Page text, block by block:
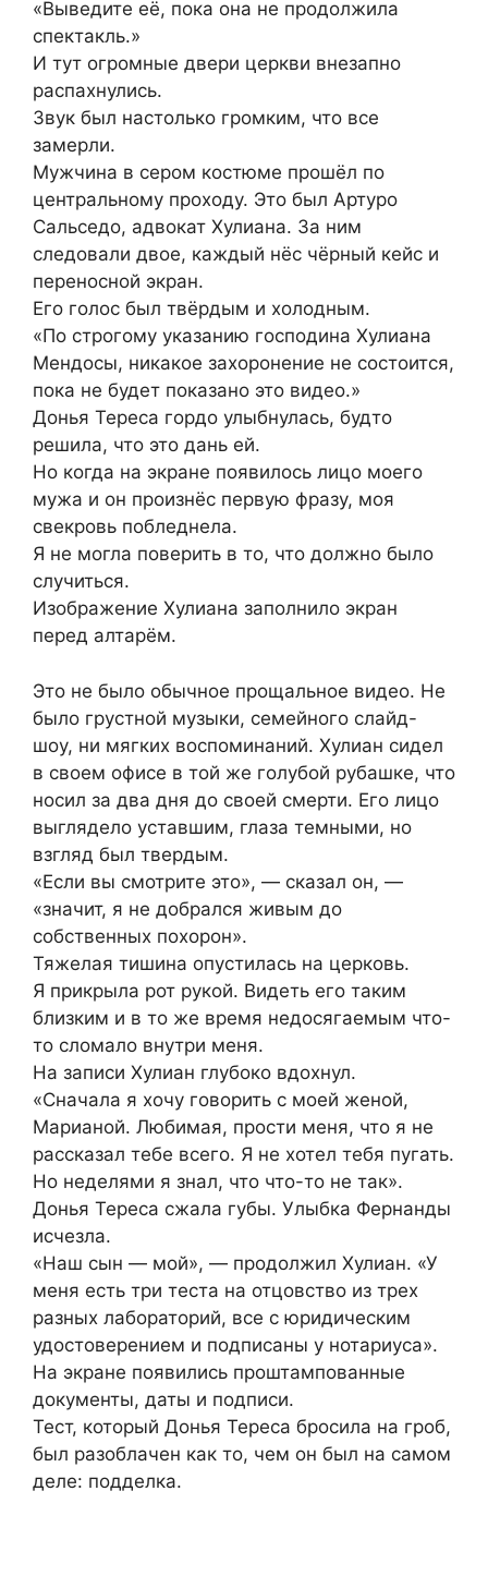
«Выведите её, пока она не продолжила
спектакль.»
И тут огромные двери церкви внезапно
распахнулись.
Звук был настолько громким, что все
замерли.
Мужчина в сером костюме прошёл по
центральному проходу. Это был Артуро
Сальседо, адвокат Хулиана. За ним
следовали двое, каждый нёс чёрный кейс и
переносной экран.
Его голос был твёрдым и холодным.
«По строгому указанию господина Хулиана
Мендосы, никакое захоронение не состоится,
пока не будет показано это видео.»
Донья Тереса гордо улыбнулась, будто
решила, что это дань ей.
Но когда на экране появилось лицо моего
мужа и он произнёс первую фразу, моя
свекровь побледнела.
Я не могла поверить в то, что должно было
случиться.
Изображение Хулиана заполнило экран
перед алтарём.
Это не было обычное прощальное видео. Не
было грустной музыки, семейного слайд-
шоу, ни мягких воспоминаний. Хулиан сидел
в своем офисе в той же голубой рубашке, что
носил за два дня до своей смерти. Его лицо
выглядело уставшим, глаза темными, но
взгляд был твердым.
«Если вы смотрите это», — сказал он, —
«значит, я не добрался живым до
собственных похорон».
Тяжелая тишина опустилась на церковь.
Я прикрыла рот рукой. Видеть его таким
близким и в то же время недосягаемым что-
то сломало внутри меня.
На записи Хулиан глубоко вдохнул.
«Сначала я хочу говорить с моей женой,
Марианой. Любимая, прости меня, что я не
рассказал тебе всего. Я не хотел тебя пугать.
Но неделями я знал, что что-то не так».
Донья Тереса сжала губы. Улыбка Фернанды
исчезла.
«Наш сын — мой», — продолжил Хулиан. «У
меня есть три теста на отцовство из трех
разных лабораторий, все с юридическим
удостоверением и подписаны у нотариуса».
На экране появились проштампованные
документы, даты и подписи.
Тест, который Донья Тереса бросила на гроб,
был разоблачен как то, чем он был на самом
деле: подделка.